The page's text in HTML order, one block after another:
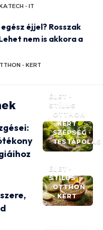
TECH - IT
éjjel? Rosszak
nem is akkora a
- KERT
ÉLET -
STÍLUS
OTTHON
- KERT
SZÉPSÉG -
TESTÁPOLÁS
ÉLET -
STÍLUS
OTTHON
- KERT